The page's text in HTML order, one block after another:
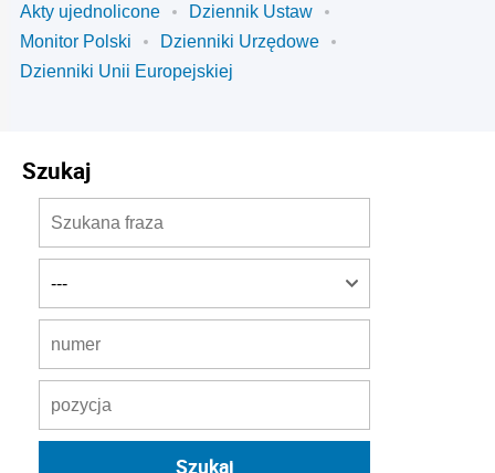
Akty ujednolicone
Dziennik Ustaw
Monitor Polski
Dzienniki Urzędowe
Dzienniki Unii Europejskiej
Szukaj